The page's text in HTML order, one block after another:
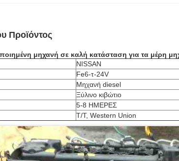
Προϊόντος
μηχανή σε καλή κατάσταση για τα μέρη
NISSAN
Fe6-τ-24V
Μηχανή diesel
Ξύλινο κιβώτιο
5-8 ΗΜΕΡΕΣ
T/T, Western Union